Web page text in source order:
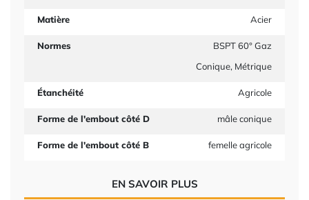
Matière Acier
Normes
BSPT 60° Gaz
Conique, Métrique
Étanchéité Agricole
Forme de l'embout côté D mâle conique
Forme de l'embout côté B femelle agricole
EN SAVOIR PLUS